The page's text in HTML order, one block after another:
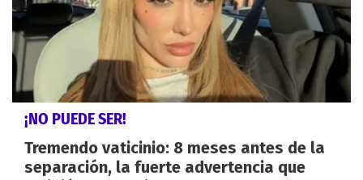
¡NO PUEDE SER!
Tremendo vaticinio: 8 meses antes de la
separación, la fuerte advertencia que